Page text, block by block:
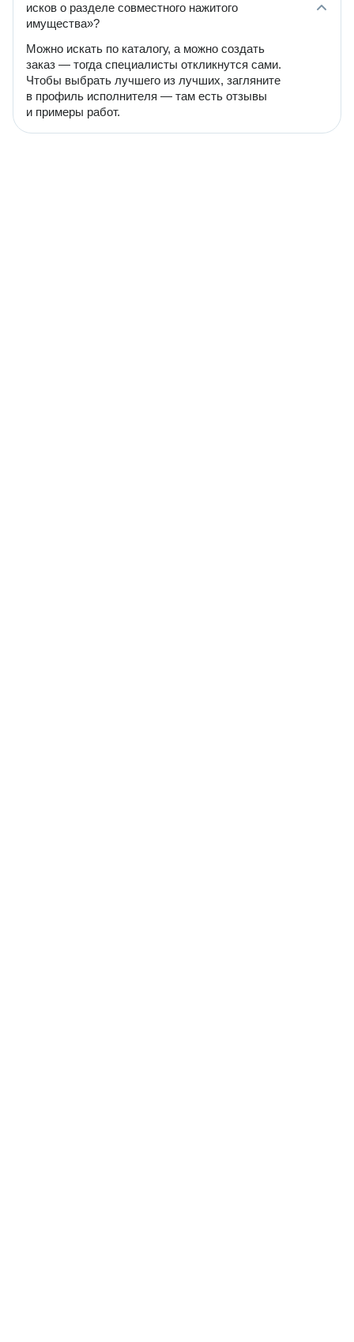
исков о разделе совместного нажитого
имущества»?
Можно искать по каталогу, а можно создать
заказ — тогда специалисты откликнутся сами.
Чтобы выбрать лучшего из лучших, загляните
в профиль исполнителя — там есть отзывы
и примеры работ.